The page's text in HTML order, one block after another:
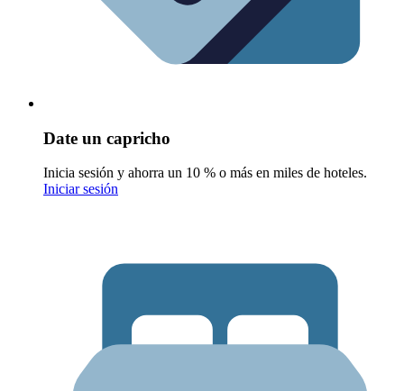
Date un capricho
Inicia sesión y ahorra un 10 % o más en miles de hoteles.
Iniciar sesión